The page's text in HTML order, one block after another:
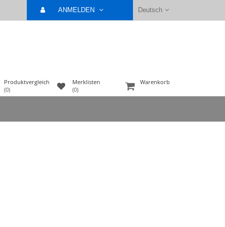
Deutsch
ANMELDEN
Warenkorb
Merklisten
(0)
Produktvergleich
(0)